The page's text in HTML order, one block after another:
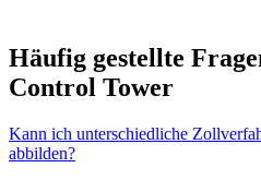
Häufig gestellte
Control Tower
Kann ich unterschiedliche
abbilden?